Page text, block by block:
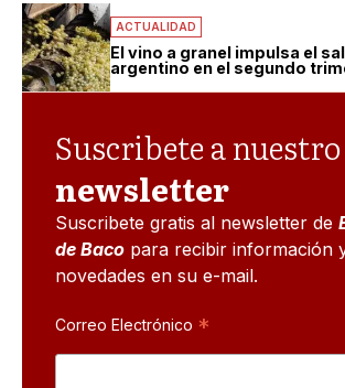
ACTUALIDAD
El vino a granel impulsa el
argentino en el segundo
Suscribete a nuestro
newsletter
Suscribete gratis al newsletter de
de Baco para recibir información
novedades en su e-mail.
Correo Electrónico *